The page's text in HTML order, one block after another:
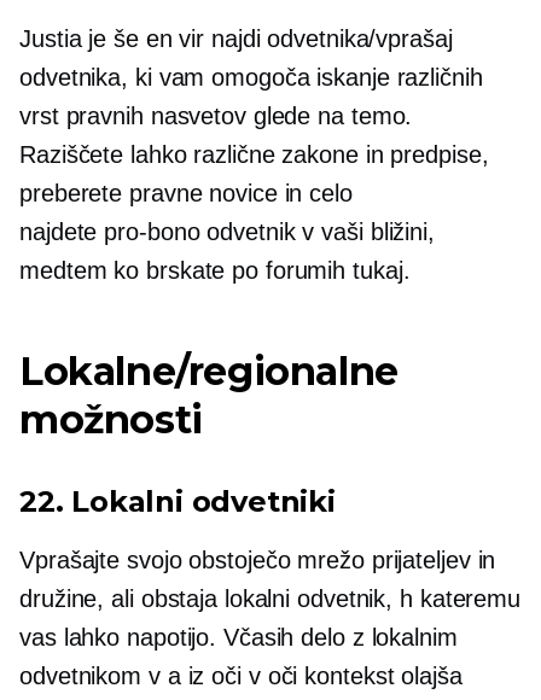
Justia je še en vir najdi odvetnika/vprašaj
odvetnika, ki vam omogoča iskanje različnih
vrst pravnih nasvetov glede na temo.
Raziščete lahko različne zakone in predpise,
preberete pravne novice in celo
najdete pro-bonoodvetnik v vaši bližini,
medtem ko brskate po forumih tukaj.
Lokalne/regionalne
možnosti
22. Lokalni odvetniki
Vprašajte svojo obstoječo mrežo prijateljev in
družine, ali obstaja lokalni odvetnik, h kateremu
vas lahko napotijo. Včasih delo z lokalnim
odvetnikom v a iz oči v oči kontekst olajša